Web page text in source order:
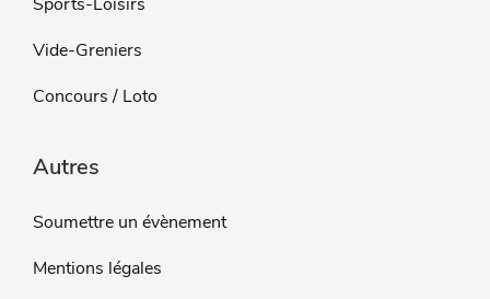
Vide-Greniers
Concours / Loto
Autres
Soumettre un évènement
Mentions légales